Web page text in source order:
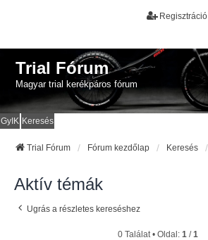
Regisztráció
Trial Fórum
Magyar trial kerékpáros fórum
GyIK Keresés
Trial Fórum Fórum kezdőlap Keresés
Aktív témák
Ugrás a részletes kereséshez
0 Találat • Oldal: 1 /1